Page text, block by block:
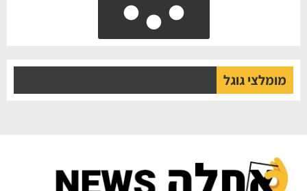
מומלצי גוגל